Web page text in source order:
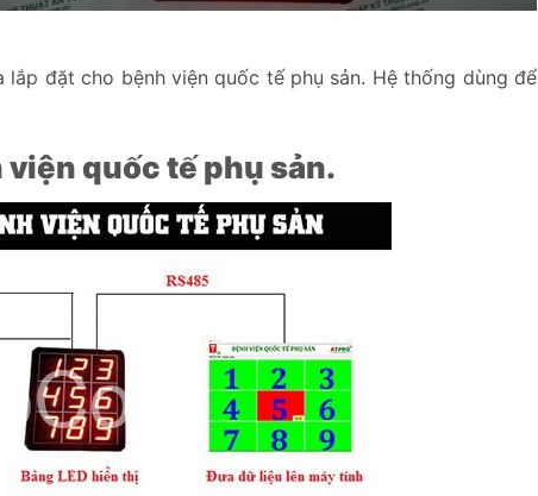
đặt cho bệnh viện quốc tế phụ sản. Hệ thống dùng để
quốc tế phụ sản.